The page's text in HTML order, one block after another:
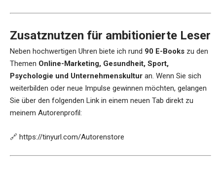
Zusatznutzen für ambitionierte Leser
Neben hochwertigen Uhren biete ich rund 90 E-Books zu den
Themen Online-Marketing, Gesundheit, Sport,
Psychologie und Unternehmenskultur an. Wenn Sie sich
weiterbilden oder neue Impulse gewinnen möchten, gelangen
Sie über den folgenden Link in einem neuen Tab direkt zu
meinem Autorenprofil:
🔗 https://tinyurl.com/Autorenstore